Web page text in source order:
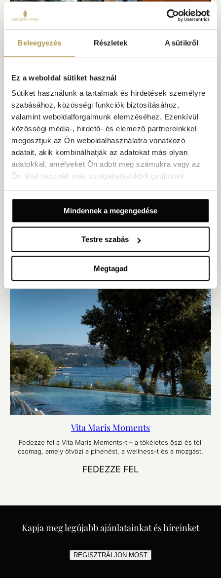
Beleegyezés Részletek A sütikről
Ez a weboldal sütiket használ
Sütiket használunk a tartalmak és hirdetések személyre
szabásához, közösségi funkciók biztosításához,
valamint weboldalforgalmunk elemzéséhez. Ezenkívül
közösségi média-, hirdető- és elemező partnereinkkel
megosztjuk az Ön weboldalhasználatra vonatkozó
adatait, akik kombinálhatják az adatokat más olyan
adatokkal, amelyeket Ön adott meg számukra vagy az
Ön által használt más szolgáltatásokból gyűjtöttek.
Mindennek a megengedése
Testre szabás
Megtagad
Caffé Mahler
EGÉSZ NAPOS KÁVÉZÓ LAZÁN ELEGÁNS
A földszinten található, ízléses kávézó helyben készült
süteményeket, kiváló kávét és kényelmes foteleket kínál. Élvezze
Opatija kávéházi kultúráját a belső térben vagy a pálmákkal
árnyékolt teraszon, ahonnan pazar kilátás nyílik a Lungomare
sétányra és a csillogó tengerre.
FEDEZZE FEL
ÉLVEZZE AJÁNLATAINKAT
Vita Maris Moments
Fedezze fel a Vita Maris Moments-t – a tökéletes őszi és téli
csomag, amely ötvözi a pihenést, a wellness-t és a mozgást.
FEDEZZE FEL
Kapja meg legújabb ajánlatainkat és híreinket
REGISZTRÁLJON MOST